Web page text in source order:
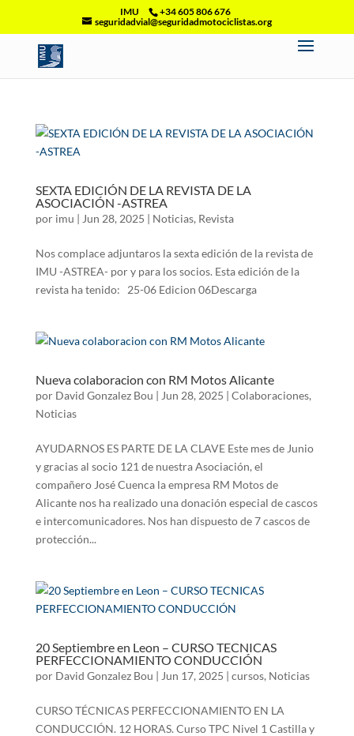
IMU
+34 605 806 676
seguridadvial@seguridadmotociclistas.org
SEXTA EDICIÓN DE LA REVISTA DE LA
ASOCIACIÓN -ASTREA
por imu | Jun 28, 2025 | Noticias, Revista
Nos complace adjuntaros la sexta edición de la revista de
IMU -ASTREA- por y para los socios. Esta edición de la
revista ha tenido: 25-06 Edicion 06Descarga
Nueva colaboracion con RM Motos Alicante
por David Gonzalez Bou | Jun 28, 2025 | Colaboraciones,
Noticias
AYUDARNOS ES PARTE DE LA CLAVE Este mes de Junio
y gracias al socio 121 de nuestra Asociación, el
compañero José Cuenca la empresa RM Motos de
Alicante nos ha realizado una donación especial de cascos
e intercomunicadores. Nos han dispuesto de 7 cascos de
protección...
20 Septiembre en Leon – CURSO TECNICAS
PERFECCIONAMIENTO CONDUCCIÓN
por David Gonzalez Bou | Jun 17, 2025 | cursos, Noticias
CURSO TÉCNICAS PERFECCIONAMIENTO EN LA
CONDUCCIÓN. 12 HORAS. Curso TPC Nivel 1 Castilla y